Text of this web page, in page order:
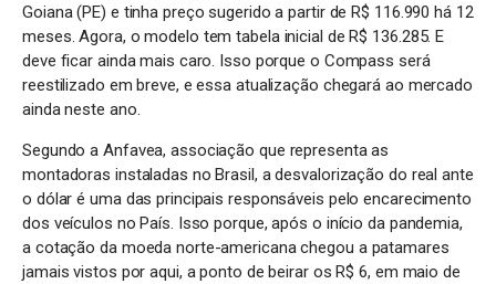
Goiana (PE) e tinha preço sugerido a partir de R$ 116.990 há 12
meses. Agora, o modelo tem tabela inicial de R$ 136.285. E
deve ficar ainda mais caro. Isso porque o Compass será
reestilizado em breve, e essa atualização chegará ao mercado
ainda neste ano.
Segundo a Anfavea, associação que representa as
montadoras instaladas no Brasil, a desvalorização do real ante
o dólar é uma das principais responsáveis pelo encarecimento
dos veículos no País. Isso porque, após o início da pandemia,
a cotação da moeda norte-americana chegou a patamares
jamais vistos por aqui, a ponto de beirar os R$ 6, em maio de